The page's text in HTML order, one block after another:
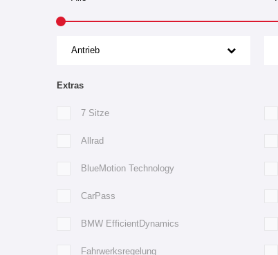
Antrieb
Extras
7 Sitze
Allrad
BlueMotion Technology
CarPass
BMW EfficientDynamics
Fahrwerksregelung